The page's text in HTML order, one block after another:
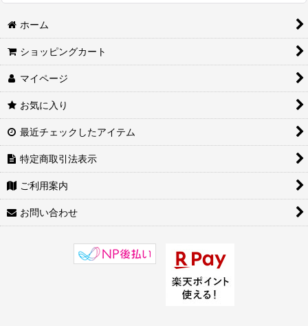
ホーム
ショッピングカート
マイページ
お気に入り
最近チェックしたアイテム
特定商取引法表示
ご利用案内
お問い合わせ